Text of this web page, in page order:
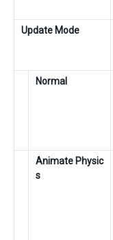
Update Mode
Normal
Animate Physic
s